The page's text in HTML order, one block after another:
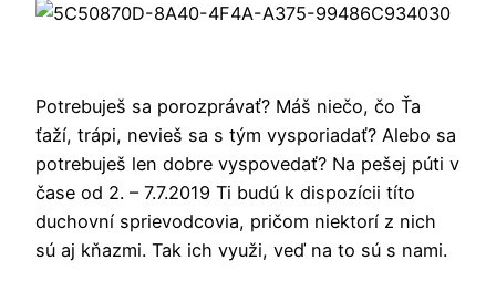
Potrebuješ sa porozprávať? Máš niečo, čo Ťa
ťaží, trápi, nevieš sa s tým vysporiadať? Alebo sa
potrebuješ len dobre vyspovedať? Na pešej púti v
čase od 2. – 7.7.2019 Ti budú k dispozícii títo
duchovní sprievodcovia, pričom niektorí z nich
sú aj kňazmi. Tak ich využi, veď na to sú s nami.